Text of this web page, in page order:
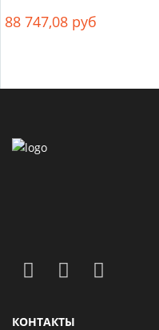
88 747,08 руб
КОНТАКТЫ